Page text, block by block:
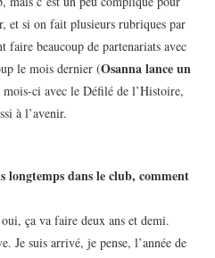
et si on fait plusieurs rubriques par
beaucoup de partenariats avec
le mois dernier (Osanna lance un
mois-ci avec le Défilé de l’Histoire,
à l’avenir.
longtemps dans le club, comment
ça va faire deux ans et demi.
Je suis arrivé, je pense, l’année de